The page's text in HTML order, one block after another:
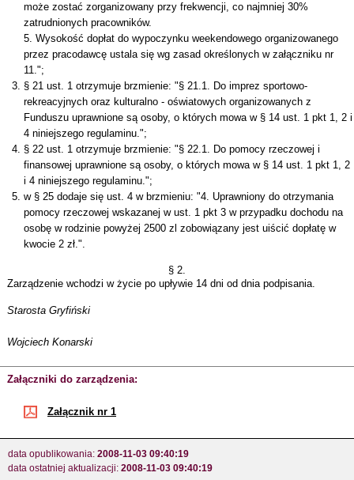
może zostać zorganizowany przy frekwencji, co najmniej 30%
zatrudnionych pracowników.
5. Wysokość dopłat do wypoczynku weekendowego organizowanego
przez pracodawcę ustala się wg zasad określonych w załączniku nr
11.";
§ 21 ust. 1 otrzymuje brzmienie: "§ 21.1. Do imprez sportowo-
rekreacyjnych oraz kulturalno - oświatowych organizowanych z
Funduszu uprawnione są osoby, o których mowa w § 14 ust. 1 pkt 1, 2 i
4 niniejszego regulaminu.";
§ 22 ust. 1 otrzymuje brzmienie: "§ 22.1. Do pomocy rzeczowej i
finansowej uprawnione są osoby, o których mowa w § 14 ust. 1 pkt 1, 2
i 4 niniejszego regulaminu.";
w § 25 dodaje się ust. 4 w brzmieniu: "4. Uprawniony do otrzymania
pomocy rzeczowej wskazanej w ust. 1 pkt 3 w przypadku dochodu na
osobę w rodzinie powyżej 2500 zl zobowiązany jest uiścić dopłatę w
kwocie 2 zł.".
§ 2.
Zarządzenie wchodzi w życie po upływie 14 dni od dnia podpisania.
Starosta Gryfiński
Wojciech Konarski
Załączniki do zarządzenia:
Załącznik nr 1
data opublikowania: 2008-11-03 09:40:19
data ostatniej aktualizacji: 2008-11-03 09:40:19